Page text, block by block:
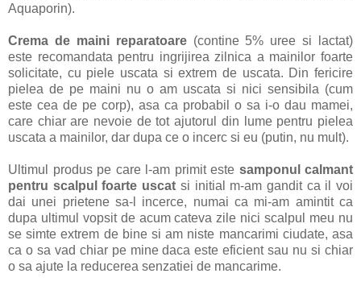
Aquaporin).
Crema de maini reparatoare (contine 5% uree si lactat)
este recomandata pentru ingrijirea zilnica a mainilor foarte
solicitate, cu piele uscata si extrem de uscata. Din fericire
pielea de pe maini nu o am uscata si nici sensibila (cum
este cea de pe corp), asa ca probabil o sa i-o dau mamei,
care chiar are nevoie de tot ajutorul din lume pentru pielea
uscata a mainilor, dar dupa ce o incerc si eu (putin, nu mult).
Ultimul produs pe care l-am primit este samponul calmant
pentru scalpul foarte uscat si initial m-am gandit ca il voi
dai unei prietene sa-l incerce, numai ca mi-am amintit ca
dupa ultimul vopsit de acum cateva zile nici scalpul meu nu
se simte extrem de bine si am niste mancarimi ciudate, asa
ca o sa vad chiar pe mine daca este eficient sau nu si chiar
o sa ajute la reducerea senzatiei de mancarime.